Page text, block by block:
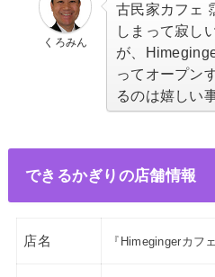
くろみん
古民家カフェ
しまって寂し
が、
ってオープン
るのは嬉しい
できるかぎりの店舗情報
店名 『 Himegingerカフ